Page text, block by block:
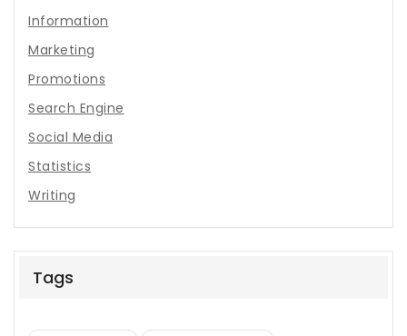
Information
Marketing
Promotions
Search Engine
Social Media
Statistics
Writing
Tags